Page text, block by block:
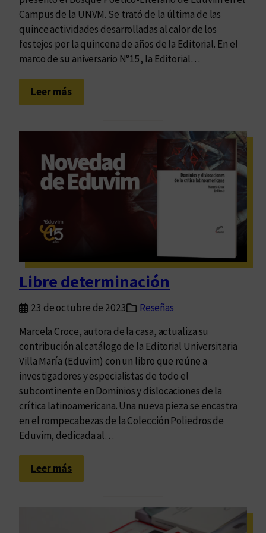
b
ú
s
q
u
e
d
a
n
s
u
a
l
o
r
l
a
d
e
t
e
r
m
i
Campus de la UNVM. Se trató de la última de las
quince actividades desarrolladas al calor de los
festejos por la quincena de años de la Editorial. En el
marco de su aniversario N°15, la Editorial…
Leer más:
Q
ó
i
r
a
o
e
l
B
o
s
q
u
e
Libre determinación
23 de octubre de 2023
Reseñas
Marcela Croce, autora de la casa, actualiza su
contribución al catálogo de la Editorial Universitaria
Villa María (Eduvim) con un libro que reúne a
investigadores y especialistas de todo el
subcontinente en Dominios y dislocaciones de la
crítica latinoamericana. Una nueva pieza se encastra
en el rompecabezas de la Colección Poliedros de
Eduvim, dedicada al…
Leer más:
L